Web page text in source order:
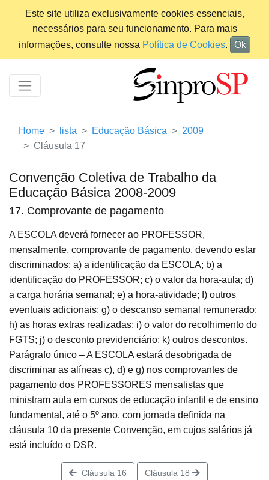
Este site utiliza exclusivamente cookies essenciais,
necessários para seu funcionamento. Para mais
informações, consulte nossa Política de Cookies. Ok
Home lista Educação Básica
2009
Cláusula 17
Convenção Coletiva de Trabalho da
Educação Básica 2008-2009
17. Comprovante de pagamento
A ESCOLA deverá fornecer ao PROFESSOR,
mensalmente, comprovante de pagamento, devendo estar
discriminados: a) a identificação da ESCOLA; b) a
identificação do PROFESSOR; c) o valor da hora-aula; d)
a carga horária semanal; e) a hora-atividade; f) outros
eventuais adicionais; g) o descanso semanal remunerado;
h) as horas extras realizadas; i) o valor do recolhimento do
FGTS; j) o desconto previdenciário; k) outros descontos.
Parágrafo único – A ESCOLA estará desobrigada de
discriminar as alíneas c), d) e g) nos comprovantes de
pagamento dos PROFESSORES mensalistas que
ministram aula em cursos de educação infantil e de ensino
fundamental, até o 5º ano, com jornada definida na
cláusula 10 da presente Convenção, em cujos salários já
está incluído o DSR.
Cláusula 16 Cláusula 18